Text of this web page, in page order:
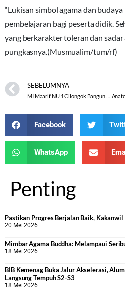
“Lukisan simbol agama dan
pembelajaran bagi peserta didik.
yang berkarakter toleran dan sadar
pungkasnya.(Musmualim/tum/rf)
SEBELUMNYA
Facebook
WhatsApp
Penting
Pastikan Progres Berjalan Baik,
20 Mei 2026
Mimbar Agama Buddha: Melampaui
18 Mei 2026
BIB Kemenag Buka Jalur Akselerasi,
Langsung Tempuh S2-S3
18 Mei 2026